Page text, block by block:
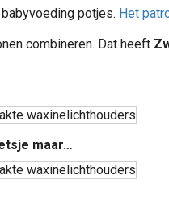
potjes. Het
combineren. Dat heeft
maar…